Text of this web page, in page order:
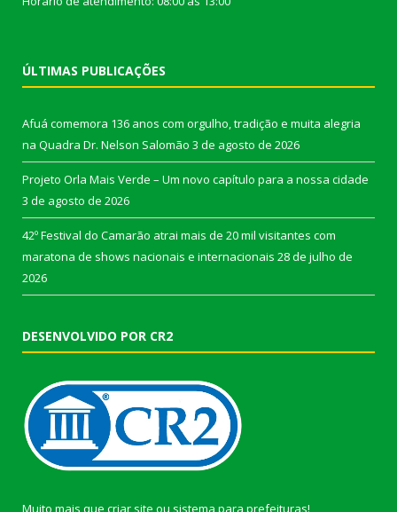
ÚLTIMAS PUBLICAÇÕES
Afuá comemora 136 anos com orgulho, tradição e muita alegria
na Quadra Dr. Nelson Salomão 3 de agosto de 2026
Projeto Orla Mais Verde – Um novo capítulo para a nossa cidade
3 de agosto de 2026
42º Festival do Camarão atrai mais de 20 mil visitantes com
maratona de shows nacionais e internacionais 28 de julho de
2026
DESENVOLVIDO POR CR2
Muito mais que criar site ou sistema para prefeituras!